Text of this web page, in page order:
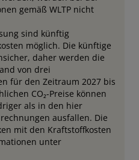
gemäß WLTP nicht
sind künftig
möglich. Die künftige
daher werden die
von drei
für den Zeitraum 2027 bis
CO₂-Preise können
als in den hier
ausfallen. Die
mit den Kraftstoffkosten
unter